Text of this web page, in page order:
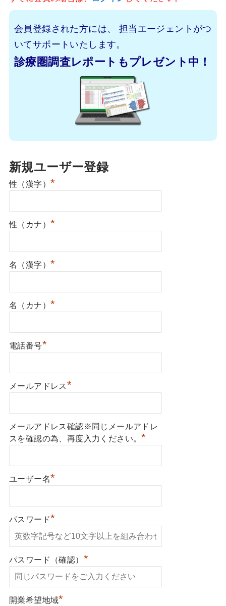
会員登録された方には、
担当エージェントがつ
いてサポートいたします。
診療圏調査レポートもプレゼント中！
新規ユーザー登録
性（漢字） *
性（カナ） *
名（漢字） *
名（カナ） *
電話番号*
メールアドレス*
メールアドレス確認※同じメールアドレ
スを確認の為、再度入力ください。*
ユーザー名*
パスワード*
パスワード（確認） *
開業希望地域*